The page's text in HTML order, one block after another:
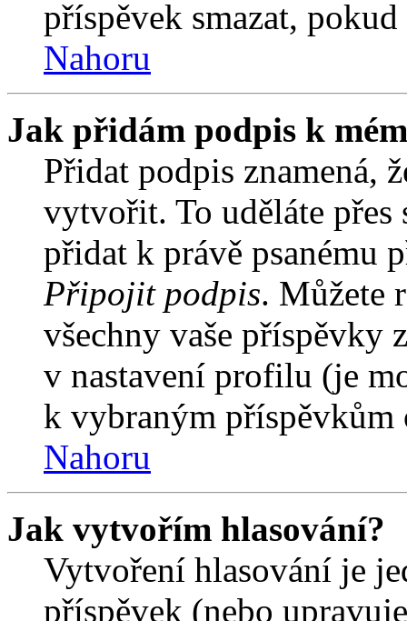
příspěvek smazat,
Nahoru
Jak přidám podpis k
Přidat podpis znamená,
vytvořit. To uděláte
přidat k právě psanému
Připojit podpis. Můžete
všechny vaše příspěvky
v nastavení profilu (je
k vybraným příspěvkům
Nahoru
Jak vytvořím hlasování?
Vytvoření hlasování je
příspěvek (nebo